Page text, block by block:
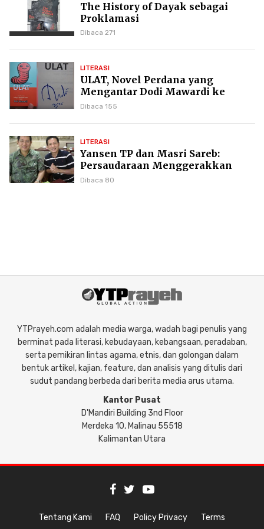
The History of Dayak sebagai
Proklamasi
Dibaca 271
LITERASI
ULAT, Novel Perdana yang
Mengantar Dodi Mawardi ke
Puncak Karier Kepenulisan
Dibaca 155
LITERASI
Yansen TP dan Masri Sareb:
Persaudaraan Menggerakkan
Literasi Borneo
Dibaca 80
YTPrayeh.com adalah media warga, wadah bagi penulis yang
berminat pada literasi, kebudayaan, kebangsaan, peradaban,
serta pemikiran lintas agama, etnis, dan golongan dalam
bentuk artikel, kajian, feature, dan analisis yang ditulis dari
sudut pandang berbeda dari berita media arus utama.
Kantor Pusat
D'Mandiri Building 3nd Floor
Merdeka 10, Malinau 55518
Kalimantan Utara
Tentang Kami FAQ Policy Privacy Terms